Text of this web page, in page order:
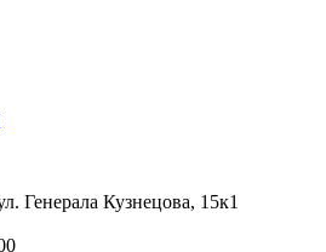
Генерала Кузнецова, 15к1